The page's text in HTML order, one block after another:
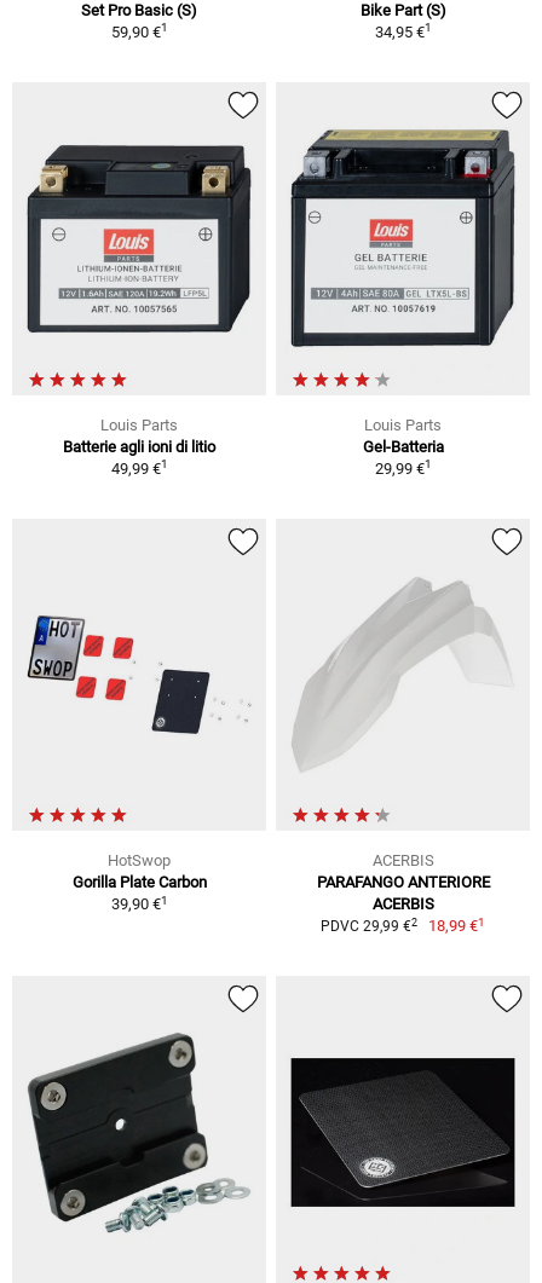
Set Pro Basic (S)
59,90 €1
Bike Part (S)
34,95 €1
Louis Parts
Batterie agli ioni di litio
49,99 €1
Louis Parts
Gel-Batteria
29,99 €1
HotSwop
Gorilla Plate Carbon
39,90 €1
ACERBIS
PARAFANGO ANTERIORE
ACERBIS
PDVC 29,99 €2 18,99 €1